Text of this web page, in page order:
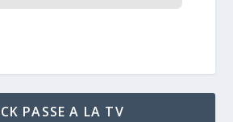
PASSE A LA TV